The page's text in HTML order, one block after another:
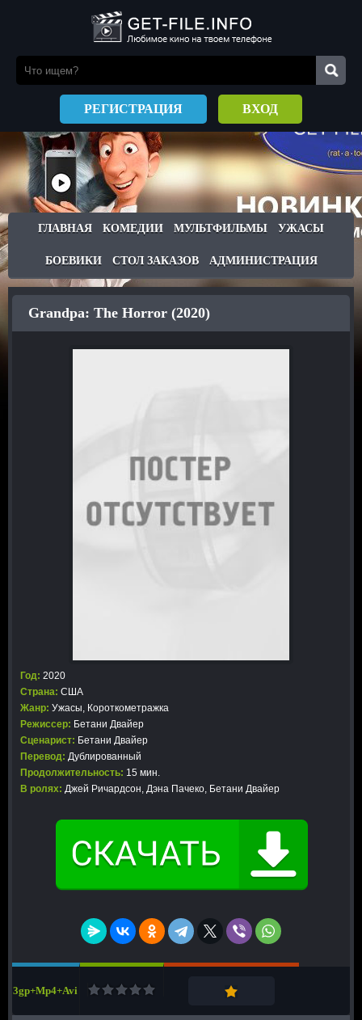
РЕГИСТРАЦИЯ ВХОД
ГЛАВНАЯ КОМЕДИИ МУЛЬТФИЛЬМЫ УЖАСЫ
БОЕВИКИ СТОЛ ЗАКАЗОВ АДМИНИСТРАЦИЯ
Grandpa: The Horror (2020)
Год: 2020
Страна: США
Жанр: Ужасы, Короткометражка
Режиссер: Бетани Двайер
Сценарист: Бетани Двайер
Перевод: Дублированный
Продолжительность: 15 мин.
В ролях: Джей Ричардсон, Дэна Пачеко, Бетани Двайер
3gp+Mp4+Avi